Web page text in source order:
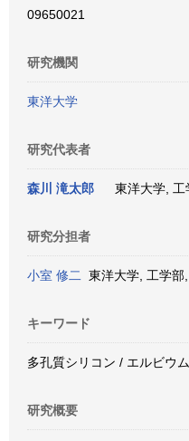
09650021
研究機関
東洋大学
研究代表者
森川 滝太郎 東洋大学,
研究分担者
小室 修二 東洋大学, 工学
キーワード
多孔質シリコン / エルビウ
研究概要